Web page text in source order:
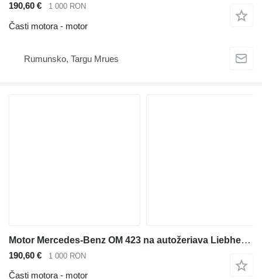
190,60 € 1 000 RON
Časti motora - motor
Rumunsko, Targu Mrues
Motor Mercedes-Benz OM 423 na autožeriava Liebherr LTM 1060
190,60 € 1 000 RON
Časti motora - motor